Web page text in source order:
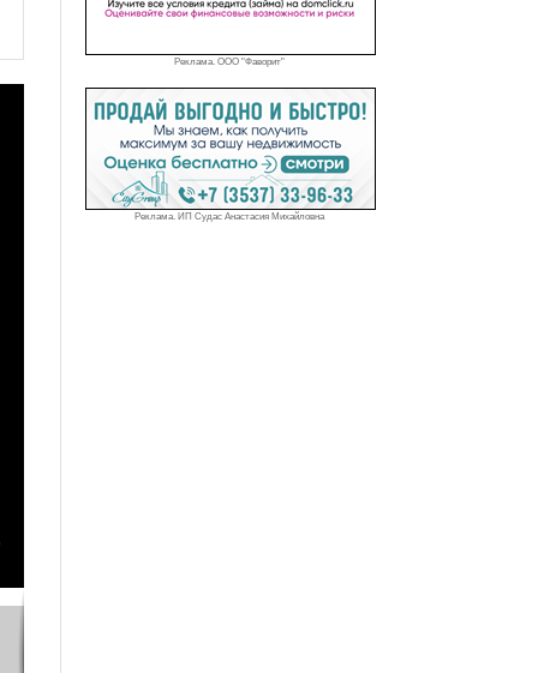
Реклама. ООО "Фаворит"
Реклама. ИП Судас Анастасия Михайловна